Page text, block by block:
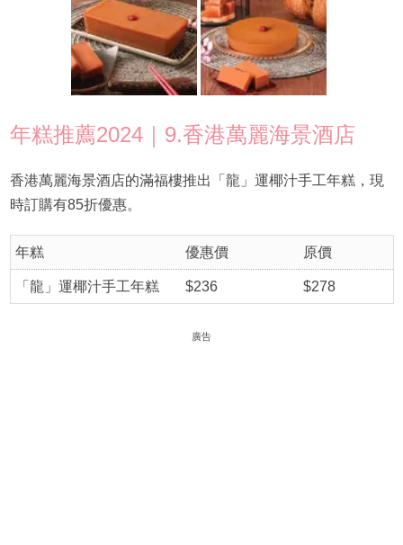
年糕推薦2024｜9.香港萬麗海景酒店
香港萬麗海景酒店的滿福樓推出​​「龍」運椰汁手工年糕，現
時訂購有85折優惠。
年糕 優惠價 原價
「龍」運椰汁手工年糕 $236 $278
廣告